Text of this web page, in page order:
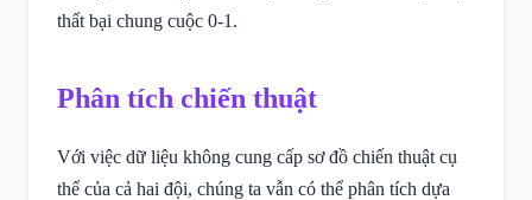
thất bại chung cuộc 0-1.
Phân tích chiến thuật
Với việc dữ liệu không cung cấp sơ đồ chiến thuật cụ
thể của cả hai đội, chúng ta vẫn có thể phân tích dựa